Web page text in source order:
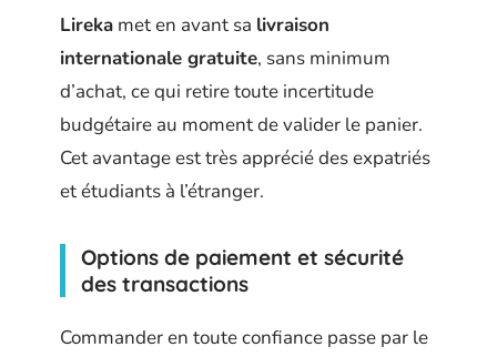
Lireka met en avant sa livraison
internationale gratuite, sans minimum
d’achat, ce qui retire toute incertitude
budgétaire au moment de valider le panier.
Cet avantage est très apprécié des expatriés
et étudiants à l’étranger.
Options de paiement et sécurité
des transactions
Commander en toute confiance passe par le